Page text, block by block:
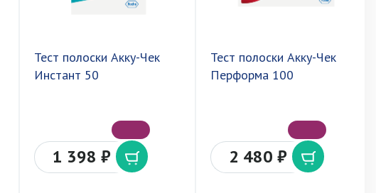
Тест полоски Акку-Чек
Инстант 50
1 398 ₽
Тест полоски Акку-Чек
Перформа 100
2 480 ₽